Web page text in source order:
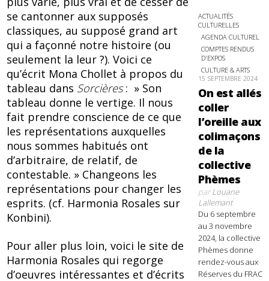
se cantonner aux supposés
classiques, au supposé grand art
qui a façonné notre histoire (ou
seulement la leur ?). Voici ce
qu’écrit Mona Chollet à propos du
tableau dans Sorcières: » Son
tableau donne le vertige. Il nous
fait prendre conscience de ce que
les représentations auxquelles
nous sommes habitués ont
d’arbitraire, de relatif, de
contestable. » Changeons les
représentations pour changer les
esprits. (cf. Harmonia Rosales sur
Konbini).
Pour aller plus loin, voici le site de
Harmonia Rosales qui regorge
d’oeuvres intéressantes et d’écrits
ACTUALITÉS
CULTURELLES
AGENDA CULTUREL
COMPTES RENDUS
D'EXPOS
CULTURE & ARTS
15 SEPTEMBRE 2024
On est allés
coller
l’oreille aux
colimaçons
de la
collective
Phèmes
parLouane
Lallemant
Du 6 septembre
au 3 novembre
2024, la collective
Phèmes donne
rendez-vous aux
Réserves du FRAC